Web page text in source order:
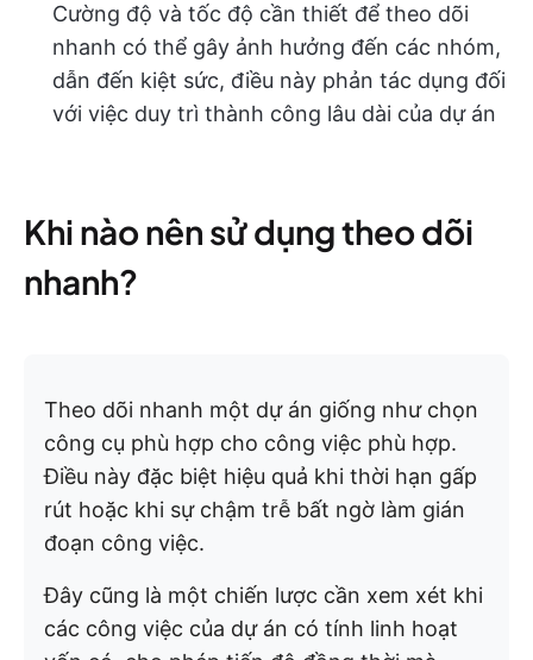
Cường độ và tốc độ cần thiết để theo dõi
nhanh có thể gây ảnh hưởng đến các nhóm,
dẫn đến kiệt sức, điều này phản tác dụng đối
với việc duy trì thành công lâu dài của dự án
Khi nào nên sử dụng theo dõi
nhanh?
Theo dõi nhanh một dự án giống như chọn
công cụ phù hợp cho công việc phù hợp.
Điều này đặc biệt hiệu quả khi thời hạn gấp
rút hoặc khi sự chậm trễ bất ngờ làm gián
đoạn công việc.
Đây cũng là một chiến lược cần xem xét khi
các công việc của dự án có tính linh hoạt